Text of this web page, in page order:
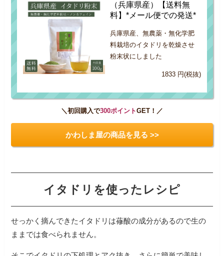
（兵庫県産）【送料無
料】*メール便での発送*
兵庫県産、無農薬・無化学肥
料栽培のイタドリを乾燥させ
粉末状にしました
1833 円(税抜)
＼初回購入で300ポイントGET！／
かわしま屋の商品を見る >>
イタドリを使ったレシピ
せっかく摘んできたイタドリは蓚酸の成分があるので生の
ままでは食べられません。